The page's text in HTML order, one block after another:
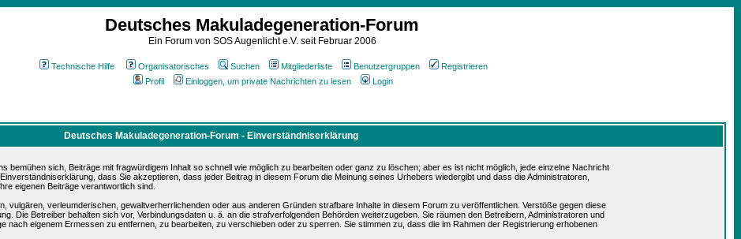
Deutsches Makuladegeneration-Forum
Ein Forum von SOS Augenlicht e.V. seit Februar 2006
Technische Hilfe Organisatorisches Suchen Mitgliederliste Benutzergruppen
Registrieren
Profil
Einloggen, um private Nachrichten zu lesen Login
Deutsches Makuladegeneration-Forum - Einverständniserklärung
bemühen sich, Beiträge mit fragwürdigem Inhalt so schnell wie möglich zu bearbeiten oder ganz zu löschen; aber es ist nicht möglich, jede einzelne Nachricht
dass Sie akzeptieren, dass jeder Beitrag in diesem Forum die Meinung seines Urhebers wiedergibt und dass die Administratoren,
eigenen Beiträge verantwortlich sind.
vulgären, verleumderischen, gewaltverherrlichenden oder aus anderen Gründen strafbare Inhalte in diesem Forum zu veröffentlichen. Verstöße gegen diese
Die Betreiber behalten sich vor, Verbindungsdaten u. ä. an die strafverfolgenden Behörden weiterzugeben. Sie räumen den Betreibern, Administratoren und
nach eigenem Ermessen zu entfernen, zu bearbeiten, zu verschieben oder zu sperren. Sie stimmen zu, dass die im Rahmen der Registrierung erhobenen